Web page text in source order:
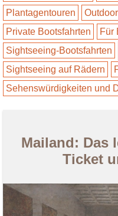
Plantagentouren
Private Bootsfahrten
Für
Sightseeing-Bootsfahrten
Sightseeing auf Rädern
Sehenswürdigkeiten und
Mailand: Das
Ticket